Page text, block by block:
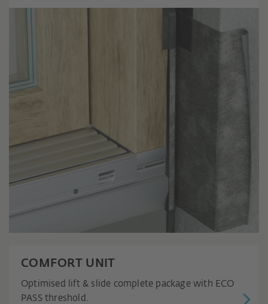
COMFORT UNIT
Optimised lift & slide complete package with ECO
PASS threshold.